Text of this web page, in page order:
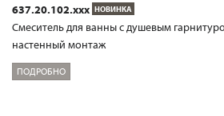
637.20.102.xxx НОВИНКА
Смеситель для ванны с душевым
настенный монтаж
ПОДРОБНО